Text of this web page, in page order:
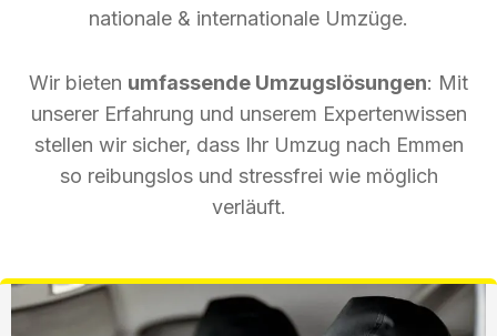
nationale & internationale Umzüge.
Wir bieten umfassende Umzugslösungen: Mit
unserer Erfahrung und unserem Expertenwissen
stellen wir sicher, dass Ihr Umzug nach Emmen
so reibungslos und stressfrei wie möglich
verläuft.